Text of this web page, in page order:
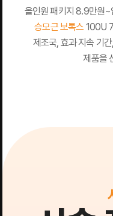
올인원 패키지 8.9만원~
승모근 보톡스 100U
제조국, 효과 지속 기
제품을